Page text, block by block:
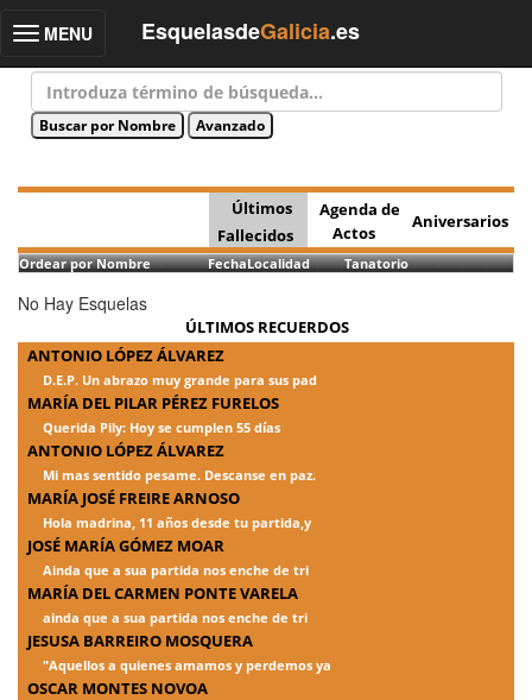
Toggle
MENU EsquelasdeGalicia.es
Últimos
Fallecidos
Agenda de
Actos
Aniversarios
Ordear por Nombre FechaLocalidad Tanatorio
No Hay Esquelas
ÚLTIMOS RECUERDOS
ANTONIO LÓPEZ ÁLVAREZ
D.E.P. Un abrazo muy grande para sus pad
MARÍA DEL PILAR PÉREZ FURELOS
Querida Pily: Hoy se cumplen 55 días
ANTONIO LÓPEZ ÁLVAREZ
Mi mas sentido pesame. Descanse en paz.
MARÍA JOSÉ FREIRE ARNOSO
Hola madrina, 11 años desde tu partida,y
JOSÉ MARÍA GÓMEZ MOAR
Ainda que a sua partida nos enche de tri
MARÍA DEL CARMEN PONTE VARELA
ainda que a sua partida nos enche de tri
JESUSA BARREIRO MOSQUERA
"Aquellos a quienes amamos y perdemos ya
OSCAR MONTES NOVOA